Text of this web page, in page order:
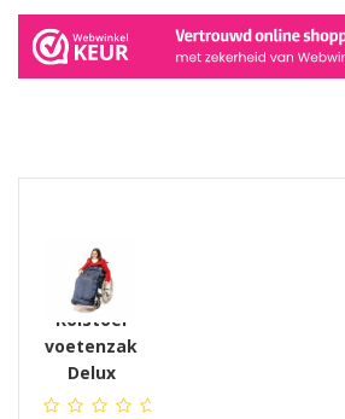
Rolstoel
voetenzak
Delux